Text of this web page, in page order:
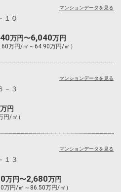
１０
万円〜6,040万円
万円/㎡～64.90万円/㎡）
マンションデータを見る
－３
万円
円/㎡）
マンションデータを見る
１３
万円〜2,680万円
万円/㎡～86.50万円/㎡）
マンションデータを見る